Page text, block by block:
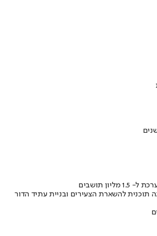
תוכנית להשארת הצעירים ובניית עתיד הדור